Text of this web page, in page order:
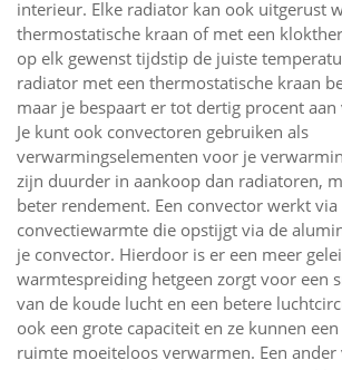
interieur. Elke radiator kan ook uitgerust
thermostatische kraan of met een
op elk gewenst tijdstip de juiste
radiator met een thermostatische kraan
maar je bespaart er tot dertig procent
Je kunt ook convectoren gebruiken als
verwarmingselementen voor je
zijn duurder in aankoop dan radiatoren,
beter rendement. Een convector werkt via
convectiewarmte die opstijgt via de
je convector. Hierdoor is er een meer
warmtespreiding hetgeen zorgt voor een
van de koude lucht en een betere
ook een grote capaciteit en ze kunnen
ruimte moeiteloos verwarmen. Een ander